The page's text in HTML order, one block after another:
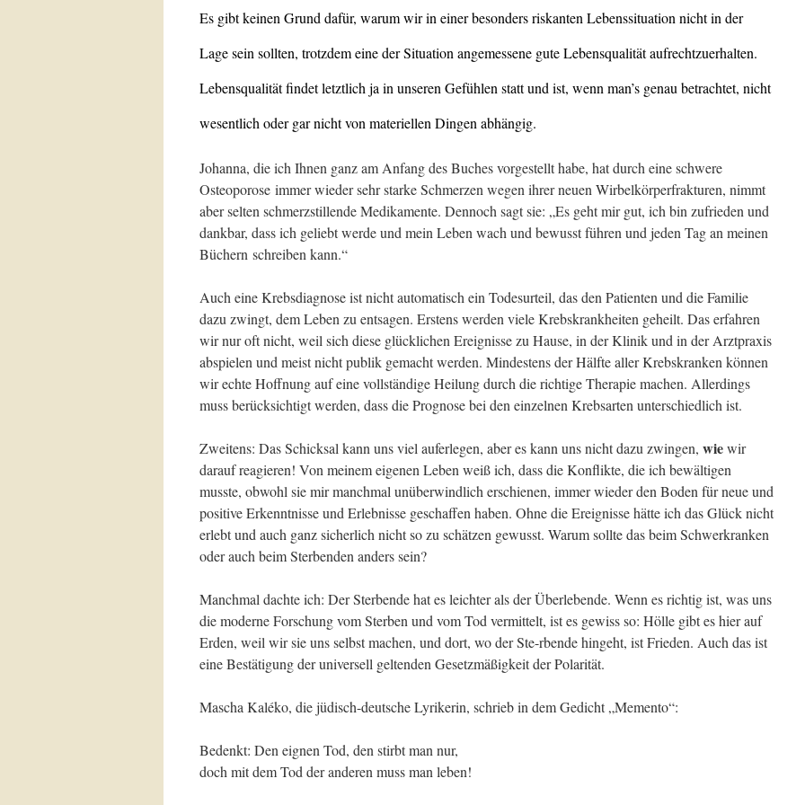
Es gibt keinen Grund dafür, warum wir in einer besonders riskanten Lebenssituation nicht in der
Lage sein sollten, trotzdem eine der Situation angemessene gute Lebensqualität aufrechtzuerhalten.
Lebensqualität findet letztlich ja in unseren Gefühlen statt und ist, wenn man’s genau betrachtet, nicht
wesentlich oder gar nicht von materiellen Dingen abhängig.
Johanna, die ich Ihnen ganz am Anfang des Buches vorgestellt habe, hat durch eine schwere
Osteoporose immer wieder sehr starke Schmerzen wegen ihrer neuen Wirbelkörperfrakturen, nimmt
aber selten schmerzstillende Medikamente. Dennoch sagt sie: „Es geht mir gut, ich bin zufrieden und
dankbar, dass ich geliebt werde und mein Leben wach und bewusst führen und jeden Tag an meinen
Büchern schreiben kann.“
Auch eine Krebsdiagnose ist nicht automatisch ein Todesurteil, das den Patienten und die Familie
dazu zwingt, dem Leben zu entsagen. Erstens werden viele Krebskrankheiten geheilt. Das erfahren
wir nur oft nicht, weil sich diese glücklichen Ereignisse zu Hause, in der Klinik und in der Arztpraxis
abspielen und meist nicht publik gemacht werden. Mindestens der Hälfte aller Krebskranken können
wir echte Hoffnung auf eine vollständige Heilung durch die richtige Therapie machen. Allerdings
muss berücksichtigt werden, dass die Prognose bei den einzelnen Krebsarten unterschiedlich ist.
Zweitens: Das Schicksal kann uns viel auferlegen, aber es kann uns nicht dazu zwingen, wiewir
darauf reagieren! Von meinem eigenen Leben weiß ich, dass die Konflikte, die ich bewältigen
musste, obwohl sie mir manchmal unüberwindlich erschienen, immer wieder den Boden für neue und
positive Erkenntnisse und Erlebnisse geschaffen haben. Ohne die Ereignisse hätte ich das Glück nicht
erlebt und auch ganz sicherlich nicht so zu schätzen gewusst. Warum sollte das beim Schwerkranken
oder auch beim Sterbenden anders sein?
Manchmal dachte ich: Der Sterbende hat es leichter als der Überlebende. Wenn es richtig ist, was uns
die moderne Forschung vom Sterben und vom Tod vermittelt, ist es gewiss so: Hölle gibt es hier auf
Erden, weil wir sie uns selbst machen, und dort, wo der Ste-rbende hingeht, ist Frieden. Auch das ist
eine Bestätigung der universell geltenden Gesetzmäßigkeit der Polarität.
Mascha Kaléko, die jüdisch-deutsche Lyrikerin, schrieb in dem Gedicht „Memento“:
Bedenkt: Den eignen Tod, den stirbt man nur,
doch mit dem Tod der anderen muss man leben!